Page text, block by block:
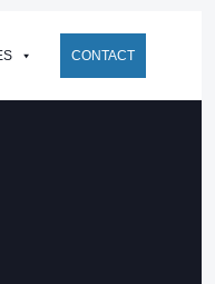
CONTACT